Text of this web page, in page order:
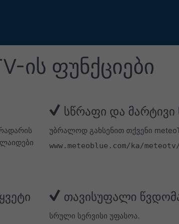
ის ფუნქციები
სწრაფი და მარტივი
უბრალოდ გახსენით თქვენი
www.meteoblue.com/ka/
თავისუფალი
სრული სერვისი უფასოა.